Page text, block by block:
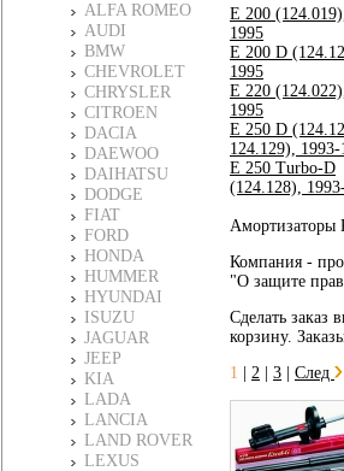
ALFA ROMEO
AUDI
BMW
CHEVROLET
CHRYSLER
CITROEN
DACIA
DAEWOO
DAIHATSU
DODGE
FIAT
FORD
HONDA
HUMMER
HYUNDAI
ISUZU
JAGUAR
JEEP
KIA
LADA
LANCIA
LAND ROVER
LEXUS
E 200
1995
E 200 D
1995
E 220
1995
E 250 D
124.129), 1993-
E 250 Turbo-D
(124.128),
Амортизаторы
Компания -
"О защите
Сделать заказ
корзину.
1
2 3 След